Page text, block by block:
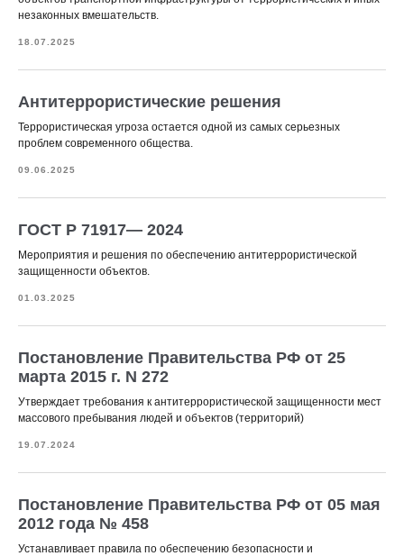
незаконных вмешательств.
18.07.2025
Антитеррористические решения
Террористическая угроза остается одной из самых серьезных
проблем современного общества.
09.06.2025
ГОСТ Р 71917— 2024
Мероприятия и решения по обеспечению антитеррористической
защищенности объектов.
01.03.2025
Постановление Правительства РФ от 25
марта 2015 г. N 272
Утверждает требования к антитеррористической защищенности мест
массового пребывания людей и объектов (территорий)
19.07.2024
Постановление Правительства РФ от 05 мая
2012 года № 458
Устанавливает правила по обеспечению безопасности и